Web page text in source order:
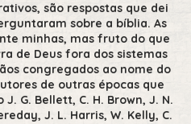
são respostas que dei
sobre a bíblia. As
minhas, mas fruto do que
de Deus fora dos sistemas
congregados ao nome do
de outras épocas que
G. Bellett, C. H. Brown, J. N.
J. L. Harris, W. Kelly, C.